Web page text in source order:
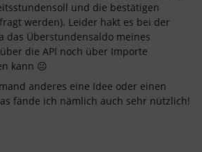
und die bestätigen
werden). Leider hakt es bei der
das Überstundensaldo meines
die API noch über Importe
kann 😐
anderes eine Idee oder einen
fände ich nämlich auch sehr nützlich!